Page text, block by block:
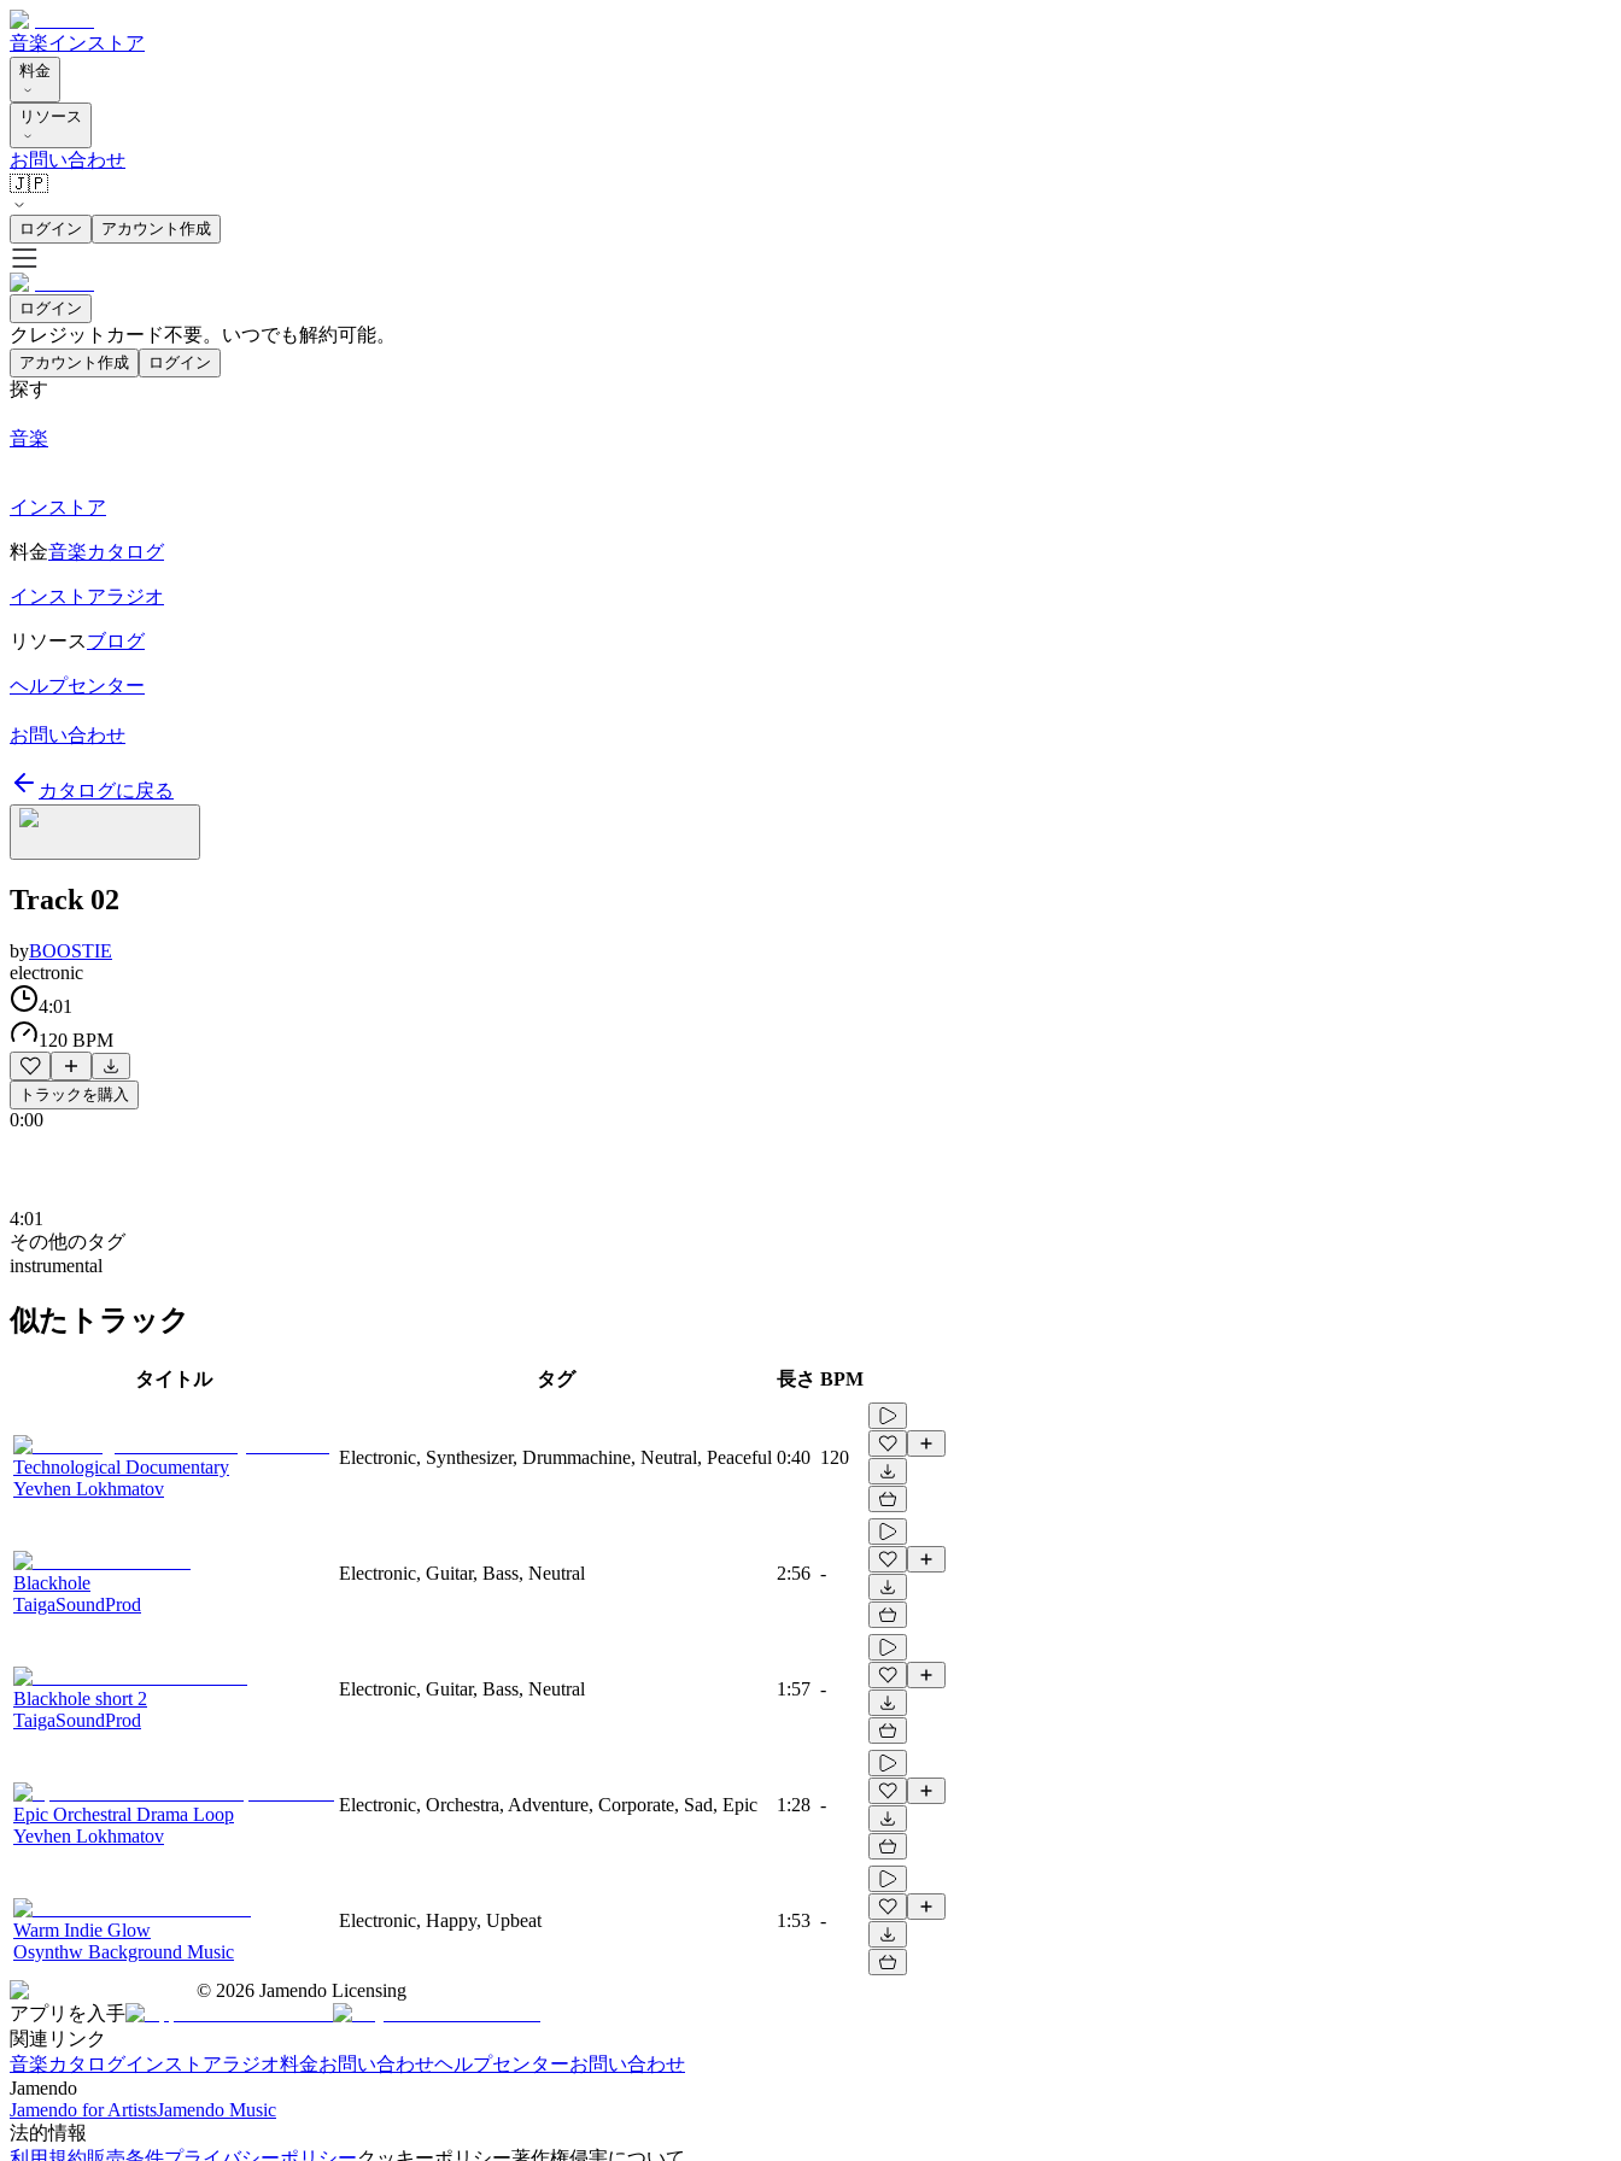
音楽インストア
料金
リソース
お問い合わせ
🇯🇵
ログイン アカウント作成
ログイン
クレジットカード不要。いつでも解約可能。
アカウント作成 ログイン
探す
音楽
インストア
料金音楽カタログ
インストアラジオ
リソースブログ
ヘルプセンター
お問い合わせ
カタログに戻る
Track 02
byBOOSTIE
electronic
4:01
120 BPM
トラックを購入
0:00
4:01
その他のタグ
instrumental
似たトラック
タイトル タグ 長さ BPM
Technological Documentary
Yevhen Lokhmatov
Electronic, Synthesizer, Drummachine, Neutral, Peaceful 0:40 120
Blackhole
TaigaSoundProd
Electronic, Guitar, Bass, Neutral 2:56 -
Blackhole short 2
TaigaSoundProd
Electronic, Guitar, Bass, Neutral 1:57 -
Epic Orchestral Drama Loop
Yevhen Lokhmatov
Electronic, Orchestra, Adventure, Corporate, Sad, Epic 1:28 -
Warm Indie Glow
Osynthw Background Music
Electronic, Happy, Upbeat 1:53 -
© 2026 Jamendo Licensing
アプリを入手
関連リンク
音楽カタログインストアラジオ料金お問い合わせヘルプセンターお問い合わせ
Jamendo
Jamendo for ArtistsJamendo Music
法的情報